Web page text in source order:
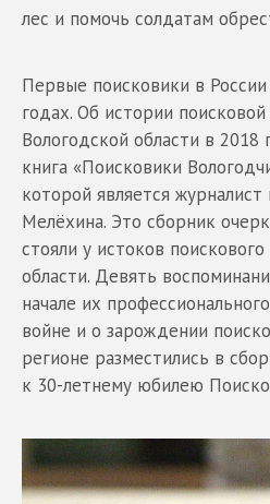
лес и помочь солдатам
Первые поисковики в
годах. Об истории
Вологодской области в
книга «Поисковики
которой является
Мелёхина. Это сборник
стояли у истоков
области. Девять
начале их
войне и о зарождении
регионе разместились в
к 30-летнему юбилею